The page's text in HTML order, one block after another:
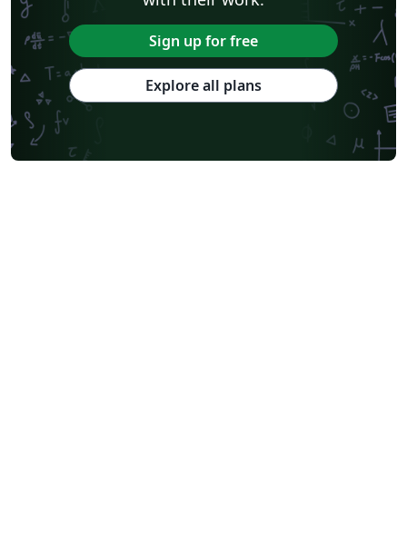
Sign up for free
Explore all plans